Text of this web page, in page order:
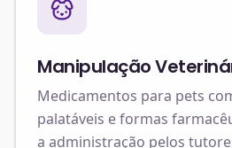
Manipulação
Medicamentos para pets
palatáveis e formas
a administração pelos